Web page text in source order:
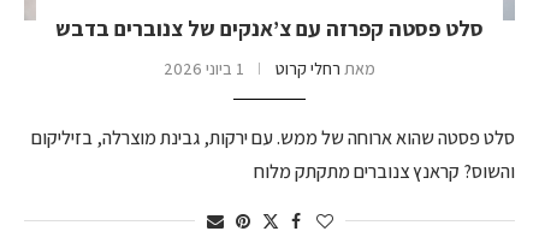
סלט פסטה קפרזה עם צ’אנקים של צנוברים בדבש
מאת רחלי קרוט 1 ביוני 2026
סלט פסטה שהוא ארוחה של ממש. עם ירקות, גבינת מוצרלה, בזיליקום
והשוס? קראנץ צנוברים מתקתק מלוח